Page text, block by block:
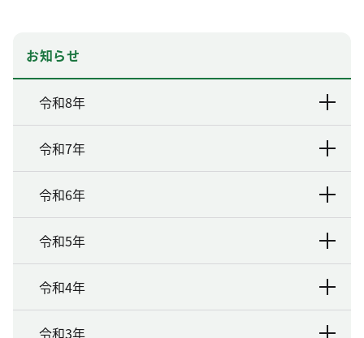
お知らせ
令和8年
令和7年
令和6年
令和5年
令和4年
令和3年